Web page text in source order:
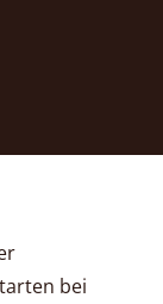
bei